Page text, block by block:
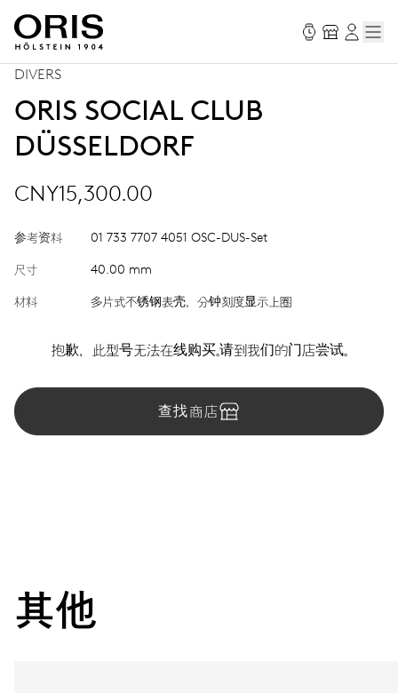
DIVERS
ORIS SOCIAL CLUB
DÜSSELDORF
CNY15,300.00
参考资料 01 733 7707 4051 OSC-DUS-Set
尺寸 40.00 mm
材料 多片式不锈钢表壳，分钟刻度显示上圈
抱歉，此型号无法在线购买。请到我们的门店尝试。
查找商店
其他